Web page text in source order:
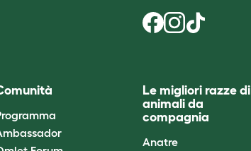
Le migliori razze di
animali da
compagnia
Anatre